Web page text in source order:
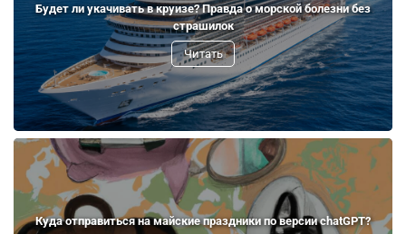
Будет ли укачивать в круизе? Правда о морской болезни без
страшилок
Читать
Куда отправиться на майские праздники по версии chatGPT?